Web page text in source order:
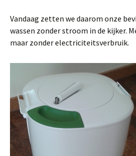
Vandaag zetten we daarom onze
wassen zonder stroom in de kijker.
maar zonder electriciteitsverbruik.